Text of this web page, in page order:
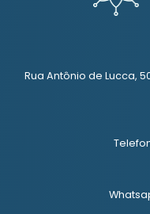
Rua Antônio de Lucca,